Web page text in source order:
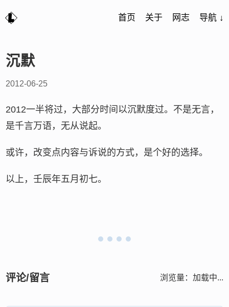
首页 关于 网志 导航 ↓
沉默
2012-06-25
2012一半将过，大部分时间以沉默度过。不是无言，
是千言万语，无从说起。
或许，改变点内容与诉说的方式，是个好的选择。
以上，壬辰年五月初七。
评论/留言 浏览量： 加载中...